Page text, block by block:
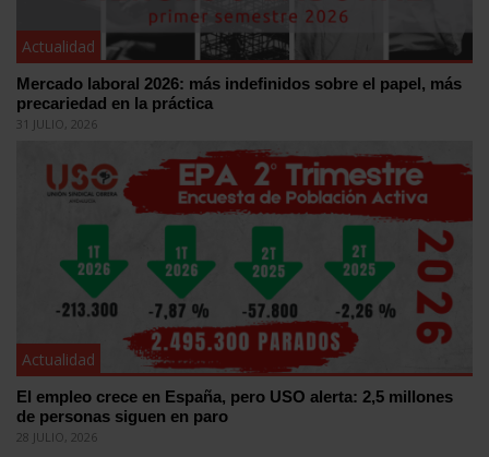
Actualidad
Mercado laboral 2026: más indefinidos sobre el papel, más
precariedad en la práctica
31 JULIO, 2026
Actualidad
El empleo crece en España, pero USO alerta: 2,5 millones
de personas siguen en paro
28 JULIO, 2026